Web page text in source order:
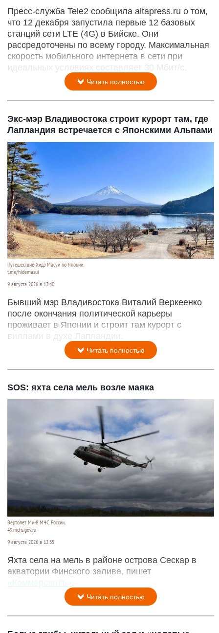
Пресс-служба Tele2 сообщила altapress.ru о том,
что 12 декабря запустила первые 12 базовых
станций сети LTE (4G) в Бийске. Они
рассредоточены по всему городу. Максимальная
скорость мобильного интернета в сети при
идеальных условиях составляет 30 Мбит/с.
Читать полностью
Экс-мэр Владивостока строит курорт там, где
Лапландия встречается с Японскими Альпами
Путешествие Хидэ Масуи по Японии.
t.me/hidemasui
9 августа 2026 в 13:40
Бывший мэр Владивостока Виталий Веркеенко
после окончания политической карьеры
проживает в Японии и строит там курорт с
виллами в духе Лапландии.
Читать полностью
SOS: яхта села мель возле маяка
Вертолет Ми-8 МЧС России.
49.mchs.gov.ru
9 августа 2026 в 12:35
Яхта села на мель в районе острова Сескар в
акватории Финского залива, пишет
«Коммерсантъ»
Читать полностью